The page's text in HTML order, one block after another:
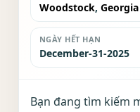
Woodstock, Georgia
NGÀY HẾT HẠN
December-31-2025
Bạn đang tìm kiếm